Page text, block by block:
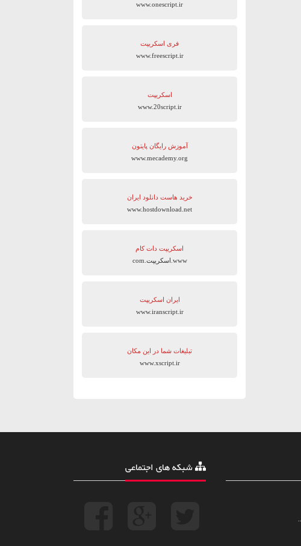
www.onescript.ir
فری اسکریپت
www.freescript.ir
اسکریپت
www.20script.ir
آموزش رایگان پایتون
www.mecademy.org
خرید هاست دانلود ایران
www.hostdownload.net
اسکریپت دات کام
www.اسکریپت.com
ایران اسکریپت
www.iranscript.ir
تبلیغات شما در این مکان
www.xscript.ir
شبکه های اجتماعی